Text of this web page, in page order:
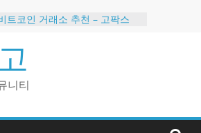
트코인 거래소 추천 – 고팍스
력히 추천하는 은행 멤버십 현
크
인 거래소 추천 순위 BEST 2
니티